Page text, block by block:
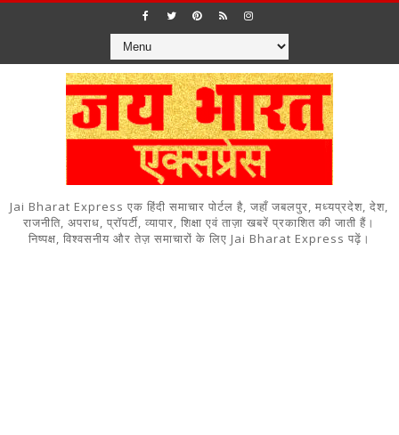
Jai Bharat Express एक हिंदी समाचार पोर्टल है, जहाँ जबलपुर, मध्यप्रदेश, देश,
राजनीति, अपराध, प्रॉपर्टी, व्यापार, शिक्षा एवं ताज़ा खबरें प्रकाशित की जाती हैं।
निष्पक्ष, विश्वसनीय और तेज़ समाचारों के लिए Jai Bharat Express पढ़ें।